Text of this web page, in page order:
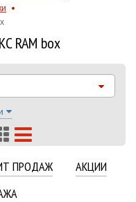
RAM box
ПРОДАЖ
АКЦИИ